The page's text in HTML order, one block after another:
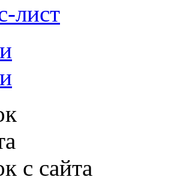
лист
с сайта